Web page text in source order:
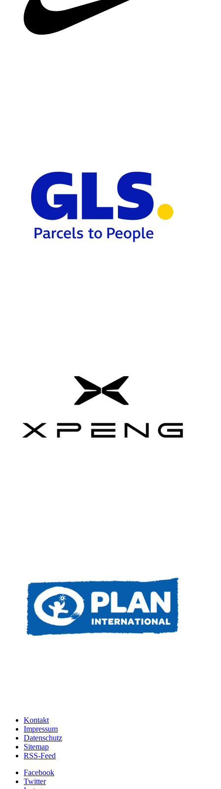
Kontakt
Impressum
Datenschutz
Sitemap
RSS-Feed
Facebook
Twitter